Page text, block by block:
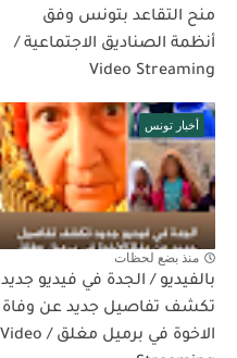
منح التقاعد بتونس وفق
أنظمة الصناديق الاجتماعية /
Video Streaming
أخبار تونس
منذ بضع لحظات
بالفيديو / الجدة في فيديو جديد
تكشف تفاصيل جديد عن وفاة
الاخوة في برميل مغلق / Video